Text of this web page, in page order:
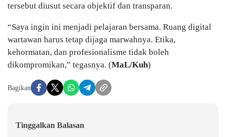
tersebut diusut secara objektif dan transparan.
“Saya ingin ini menjadi pelajaran bersama. Ruang digital
wartawan harus tetap dijaga marwahnya. Etika,
kehormatan, dan profesionalisme tidak boleh
dikompromikan,” tegasnya. (MaL/Kuh)
Bagikan
Tinggalkan Balasan